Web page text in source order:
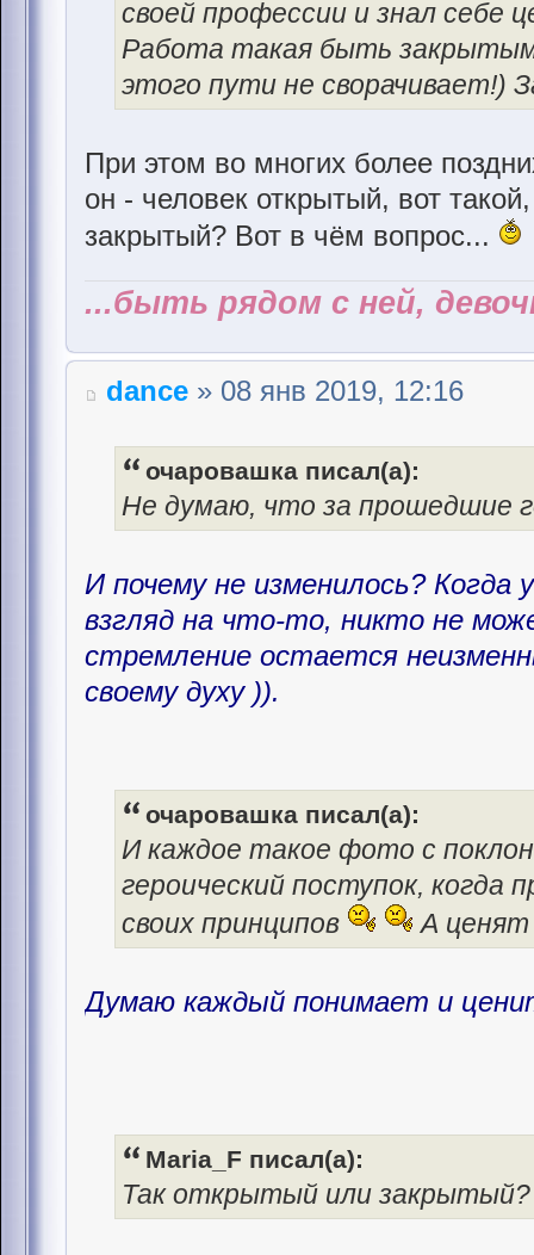
своей профессии и знал себе
Работа такая быть
этого пути не сворачивает!)
При этом во многих более
он - человек открытый, вот
закрытый? Вот в чём вопрос...
...быть рядом с ней,
dance » 08 янв 2019, 12:16
очаровашка писал(а):
Не думаю, что за прошедшие
И почему не изменилось? Когда
взгляд на что-то, никто не
стремление остается
своему духу )).
очаровашка писал(а):
И каждое такое фото с
героический поступок,
своих принципов
А ценят
Думаю каждый понимает и
Maria_F писал(а):
Так открытый или закрытый?